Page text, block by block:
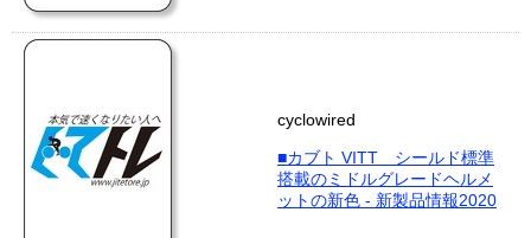
cyclowired
■カブト VITT シールド標準
搭載のミドルグレードヘルメ
ットの新色 - 新製品情報2020